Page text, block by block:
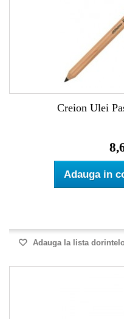
Creion Ulei
Adauga in
Adauga la lista